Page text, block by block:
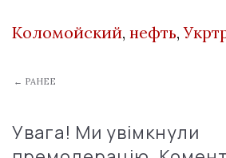
Коломойский, нефть,
← РАНЕЕ
Увага! Ми увімкнули